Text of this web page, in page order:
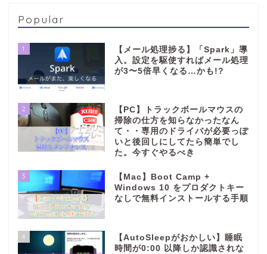
Popular
1
【メール処理捗る】「Spark」導
入。設定を駆使すればメール処理
が3〜5倍早くなる…かも!?
2
【PC】トラックボールマウスの
掃除の仕方を知らなかったなん
て・・専用のドライバが必要っぽ
いと後回しにしてたら簡単でし
た。今すぐやるべき
3
【Mac】Boot Camp +
Windows 10 をプロダクトキー
なしで無料インストールする手順
4
【AutoSleepがおかしい】睡眠
時間が0:00 以降しか認識されな